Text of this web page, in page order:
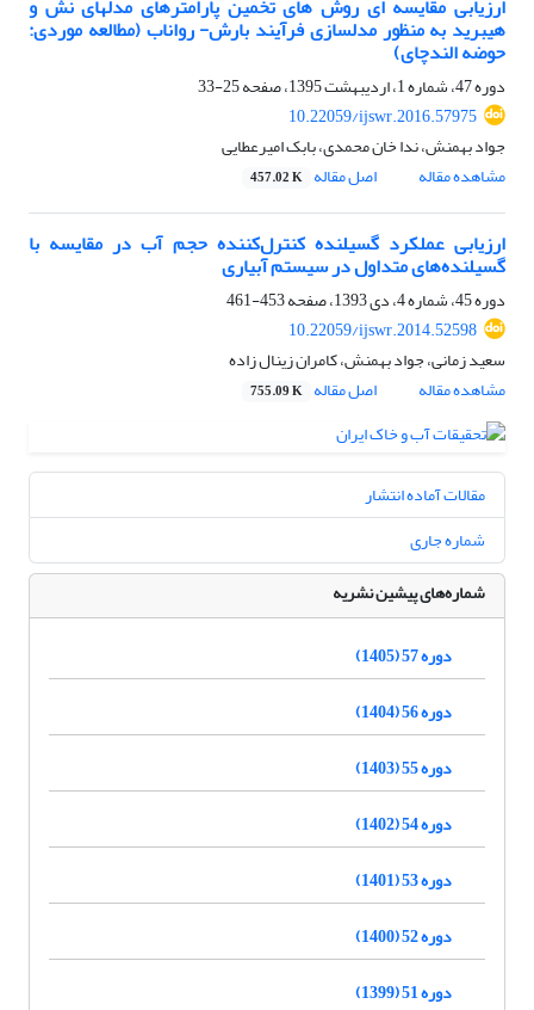
ارزیابی مقایسه ای روش های تخمین پارامترهای مدلهای نش و
هیبرید به منظور مدلسازی فرآیند بارش- رواناب (مطالعه موردی:
حوضه الندچای)
دوره 47، شماره 1، اردیبهشت 1395، صفحه
25-33
10.22059/ijswr.2016.57975
جواد بهمنش، ندا خان محمدی، بابک امیرعطایی
مشاهده مقاله
اصل مقاله 457.02 K
ارزیابی عملکرد گسیلنده کنترل‌کننده حجم آب در مقایسه با
گسیلنده‌های متداول در سیستم آبیاری
دوره 45، شماره 4، دی 1393، صفحه
453-461
10.22059/ijswr.2014.52598
سعید زمانی، جواد بهمنش، کامران زینال زاده
مشاهده مقاله
اصل مقاله 755.09 K
مقالات آماده انتشار
شماره جاری
شماره‌های پیشین نشریه
دوره 57 (1405)
دوره 56 (1404)
دوره 55 (1403)
دوره 54 (1402)
دوره 53 (1401)
دوره 52 (1400)
دوره 51 (1399)